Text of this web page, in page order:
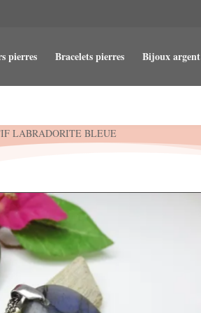
pierres Bracelets pierres Bijoux argent
LABRADORITE BLEUE